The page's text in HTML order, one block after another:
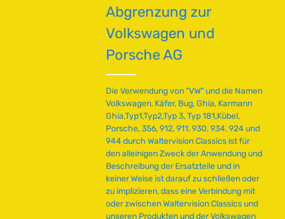
Abgrenzung zur
Volkswagen und
Porsche AG
Die Verwendung von "VW" und die Namen
Volkswagen, Käfer, Bug, Ghia, Karmann
Ghia,Typ1,Typ2,Typ 3, Typ 181,Kübel,
Porsche, 356, 912, 911, 930, 934, 924 und
944 durch Waltervision Classics ist für
den alleinigen Zweck der Anwendung und
Beschreibung der Ersatzteile und in
keiner Weise ist darauf zu schließen oder
zu implizieren, dass eine Verbindung mit
oder zwischen Waltervision Classics und
unseren Produkten und der Volkswagen